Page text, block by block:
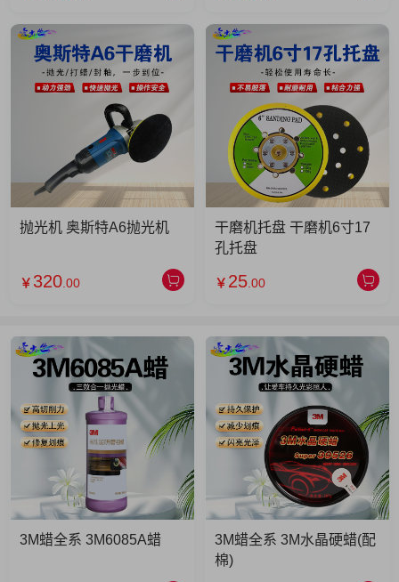
抛光机 奥斯特A6抛光机
￥ 320 .00
干磨机托盘 干磨机6寸17
孔托盘
￥ 25 .00
3M蜡全系 3M6085A蜡
3M蜡全系 3M水晶硬蜡(配
棉)